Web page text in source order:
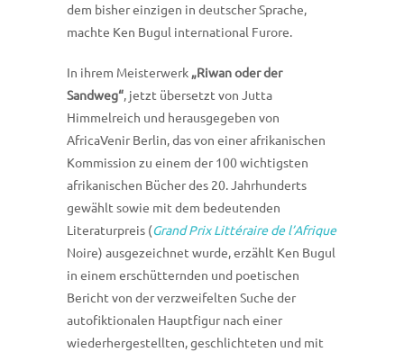
dem bisher einzigen in deutscher Sprache,
machte Ken Bugul international Furore.
In ihrem Meisterwerk „Riwan oder der
Sandweg“, jetzt übersetzt von Jutta
Himmelreich und herausgegeben von
AfricaVenir Berlin, das von einer afrikanischen
Kommission zu einem der 100 wichtigsten
afrikanischen Bücher des 20. Jahrhunderts
gewählt sowie mit dem bedeutenden
Literaturpreis (Grand Prix Littéraire de l’Afrique
Noire) ausgezeichnet wurde, erzählt Ken Bugul
in einem erschütternden und poetischen
Bericht von der verzweifelten Suche der
autofiktionalen Hauptfigur nach einer
wiederhergestellten, geschlichteten und mit